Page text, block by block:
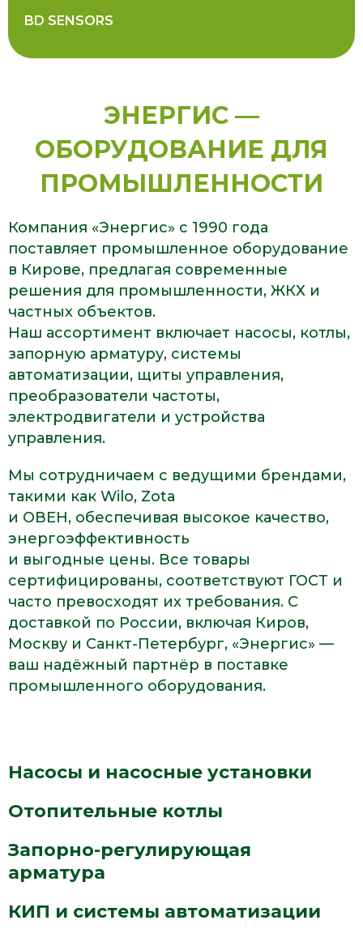
BD SENSORS
ЭНЕРГИС —
ОБОРУДОВАНИЕ ДЛЯ
ПРОМЫШЛЕННОСТИ
Компания «Энергис» с 1990 года
поставляет промышленное оборудование
в Кирове, предлагая современные
решения для промышленности, ЖКХ и
частных объектов.
Наш ассортимент включает насосы, котлы,
запорную арматуру, системы
автоматизации, щиты управления,
преобразователи частоты,
электродвигатели и устройства
управления.
Мы сотрудничаем с ведущими брендами,
такими как Wilo, Zota
и ОВЕН, обеспечивая высокое качество,
энергоэффективность
и выгодные цены. Все товары
сертифицированы, соответствуют ГОСТ и
часто превосходят их требования. С
доставкой по России, включая Киров,
Москву и Санкт-Петербург, «Энергис» —
ваш надёжный партнёр в поставке
промышленного оборудования.
Насосы и насосные установки
Отопительные котлы
Запорно-регулирующая
арматура
КИП и системы автоматизации